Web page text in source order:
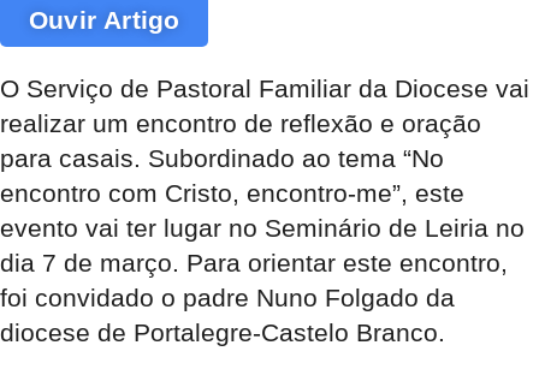
Ouvir Artigo
O Serviço de Pastoral Familiar da Diocese vai
realizar um encontro de reflexão e oração
para casais. Subordinado ao tema “No
encontro com Cristo, encontro-me”, este
evento vai ter lugar no Seminário de Leiria no
dia 7 de março. Para orientar este encontro,
foi convidado o padre Nuno Folgado da
diocese de Portalegre-Castelo Branco.